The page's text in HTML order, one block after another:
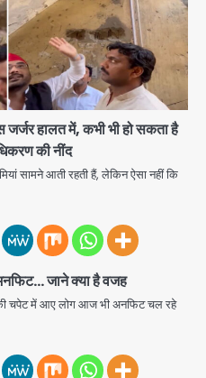
हालत में, कभी भी हो सकता है
की नींद
सामने आती रहती हैं, लेकिन ऐसा नहीं कि
जाने क्या है वजह
चपेट में आए लोग आज भी अनफिट चल रहे
पर फूलप्रूफ सुरक्षा को लेकर